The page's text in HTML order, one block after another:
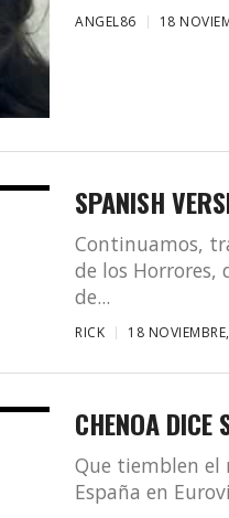
ANGEL86 18
SPANISH
Continuamos,
de los
de...
RICK 18
CHENOA DICE
Que tiemblen el
España en